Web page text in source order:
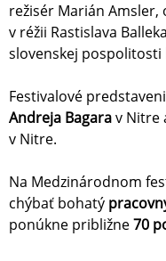
režisér Marián Amsler,
v réžii Rastislava
slovenskej
Festivalové
Andreja Bagarav Nitre
v Nitre.
Na Medzinárodnom
chýbať bohatý
ponúkne približne70